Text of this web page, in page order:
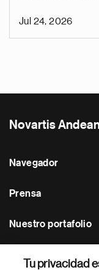
Jul 24, 2026
Novartis
Navegador
Prensa
Nuestro portafolio
Tu privacidad